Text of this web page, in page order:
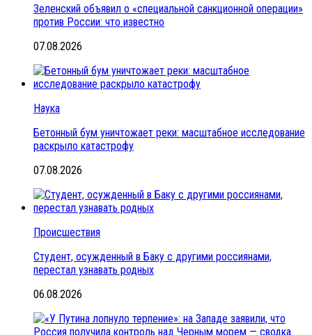
Зеленский объявил о «специальной санкционной операции»
против России: что известно
07.08.2026
Наука
Бетонный бум уничтожает реки: масштабное исследование
раскрыло катастрофу
07.08.2026
Происшествия
Студент, осужденный в Баку с другими россиянами,
перестал узнавать родных
06.08.2026